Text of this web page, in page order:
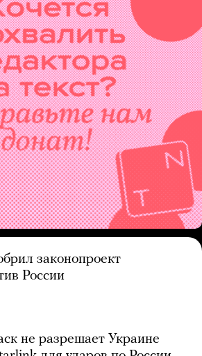
законопроект
России
не разрешает Украине